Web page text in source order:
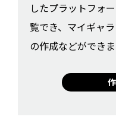
したプラットフォ
覧でき、マイギャ
の作成などができま